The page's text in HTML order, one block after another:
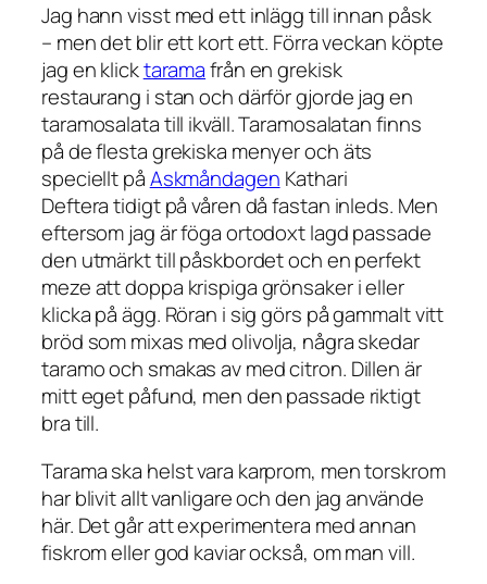
Jag hann visst med ett inlägg till innan påsk
– men det blir ett kort ett. Förra veckan köpte
jag en klicktaramafrån en grekisk
restaurang i stan och därför gjorde jag en
taramosalata till ikväll. Taramosalatan finns
på de flesta grekiska menyer och äts
speciellt påAskmåndagen Kathari
Deftera tidigt på våren då fastan inleds. Men
eftersom jag är föga ortodoxt lagd passade
den utmärkt till påskbordet och en perfekt
meze att doppa krispiga grönsaker i eller
klicka på ägg. Röran i sig görs på gammalt vitt
bröd som mixas med olivolja, några skedar
taramo och smakas av med citron. Dillen är
mitt eget påfund, men den passade riktigt
bra till.
Tarama ska helst vara karprom, men torskrom
har blivit allt vanligare och den jag använde
här. Det går att experimentera med annan
fiskrom eller god kaviar också, om man vill.